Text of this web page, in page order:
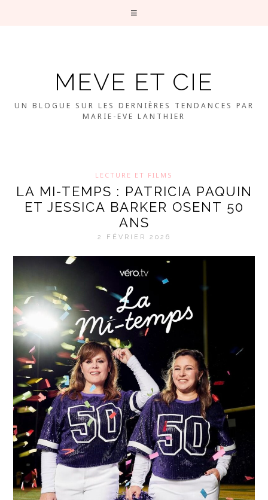
MEVE ET CIE
UN BLOGUE SUR LES DERNIÈRES TENDANCES PAR
MARIE-EVE LANTHIER
LECTURE ET FILMS
LA MI-TEMPS : PATRICIA PAQUIN
ET JESSICA BARKER OSENT 50
ANS
2 FÉVRIER 2026